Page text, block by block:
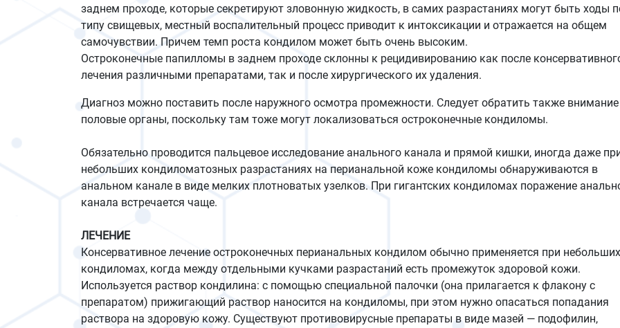
заднем проходе, которые секретируют зловонную жидкость, в самих разрастаниях могут быть ходы
типу свищевых, местный воспалительный процесс приводит к интоксикации и отражается на общем
самочувствии. Причем темп роста кондилом может быть очень высоким.
Остроконечные папилломы в заднем проходе склонны к рецидивированию как после
лечения различными препаратами, так и после хирургического их удаления.
Диагноз можно поставить после наружного осмотра промежности. Следует обратить также внимание
половые органы, поскольку там тоже могут локализоваться остроконечные кондиломы.
Обязательно проводится пальцевое исследование анального канала и прямой кишки, иногда даже
небольших кондиломатозных разрастаниях на перианальной коже кондиломы обнаруживаются в
анальном канале в виде мелких плотноватых узелков. При гигантских кондиломах поражение
канала встречается чаще.
ЛЕЧЕНИЕ
Консервативное лечение остроконечных перианальных кондилом обычно применяется при небольших
кондиломах, когда между отдельными кучками разрастаний есть промежуток здоровой кожи.
Используется раствор кондилина: с помощью специальной палочки (она прилагается к флакону с
препаратом) прижигающий раствор наносится на кондиломы, при этом нужно опасаться попадания
раствора на здоровую кожу. Существуют противовирусные препараты в виде мазей — подофилин,